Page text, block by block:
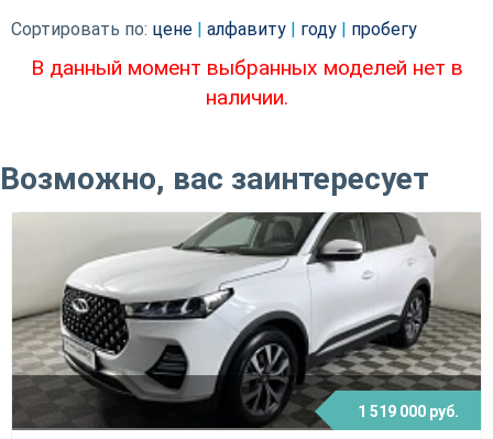
Сортировать по: цене алфавиту году пробегу
В данный момент выбранных моделей нет в
наличии.
Возможно, вас заинтересует
1 519 000 руб.